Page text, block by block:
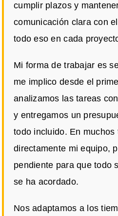
cumplir plazos y
comunicación clara con
todo eso en cada
Mi forma de trabajar es
me implico desde el
analizamos las tareas
y entregamos un
todo incluido. En muchos
directamente mi equipo,
pendiente para que todo
se ha acordado.
Nos adaptamos a los